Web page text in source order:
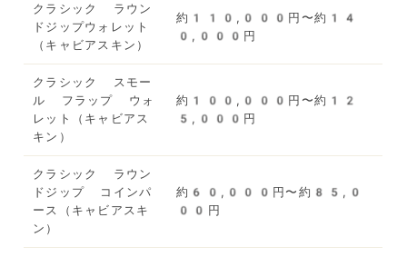
クラシック ラウン
ドジップウォレット
（キャビアスキン）
約110,000円〜約14
0,000円
クラシック スモー
ル フラップ ウォ
レット（キャビアス
キン）
約100,000円〜約12
5,000円
クラシック ラウン
ドジップ コインパ
ース（キャビアスキ
ン）
約60,000円〜約85,0
00円